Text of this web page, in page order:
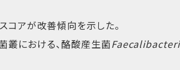
スコアが改善傾向を示した。
叢における、酪酸産生菌